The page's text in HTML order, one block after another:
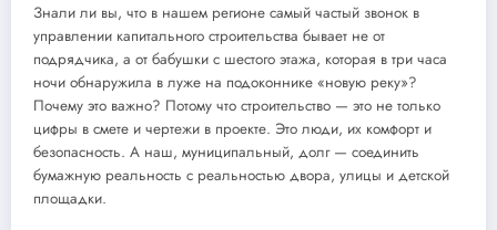
Знали ли вы, что в нашем регионе самый частый звонок в
управлении капитального строительства бывает не от
подрядчика, а от бабушки с шестого этажа, которая в три часа
ночи обнаружила в луже на подоконнике «новую реку»?
Почему это важно? Потому что строительство — это не только
цифры в смете и чертежи в проекте. Это люди, их комфорт и
безопасность. А наш, муниципальный, долг — соединить
бумажную реальность с реальностью двора, улицы и детской
площадки.